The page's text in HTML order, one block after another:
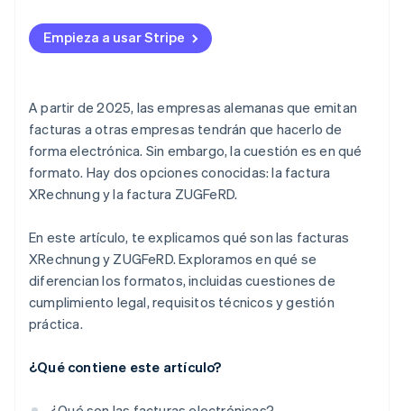
Cumplimiento de la normativa legal
Grupo objetivo
Legibilidad
Procesamiento
Diseño
Requisitos técnicos para destinatarios de facturas
Envío
Empieza a usar Stripe
A partir de 2025, las empresas alemanas que emitan
facturas a otras empresas tendrán que hacerlo de
forma electrónica. Sin embargo, la cuestión es en qué
formato. Hay dos opciones conocidas: la factura
XRechnung y la factura ZUGFeRD.
En este artículo, te explicamos qué son las facturas
XRechnung y ZUGFeRD. Exploramos en qué se
diferencian los formatos, incluidas cuestiones de
cumplimiento legal, requisitos técnicos y gestión
práctica.
¿Qué contiene este artículo?